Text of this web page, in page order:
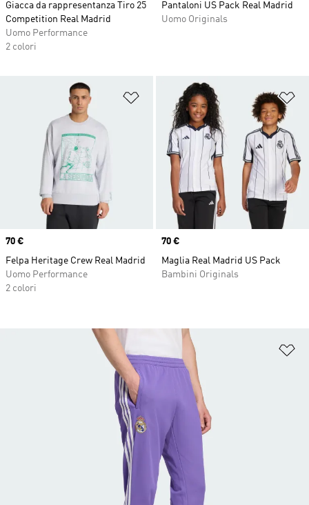
Giacca da rappresentanza Tiro 25
Competition Real Madrid
Uomo Performance
2 colori
Pantaloni US Pack Real Madrid
Uomo Originals
Aggiungi alla lista dei desideri
Price
70 €
Felpa Heritage Crew Real Madrid
Uomo Performance
2 colori
Price
70 €
Maglia Real Madrid US Pack
Bambini Originals